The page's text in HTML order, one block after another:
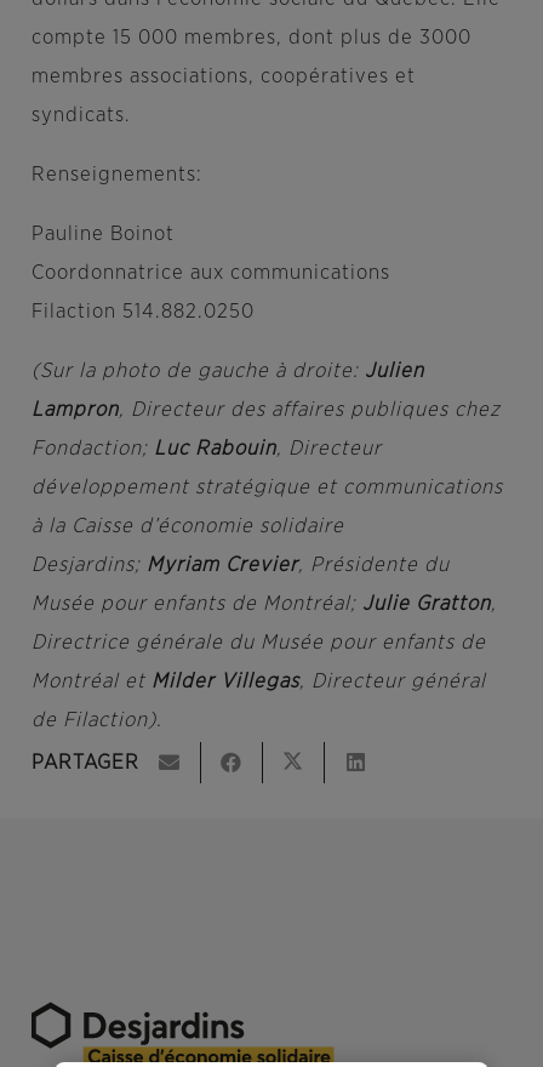
compte 15 000 membres, dont plus de 3000
membres associations, coopératives et
syndicats.
Renseignements:
Pauline Boinot
Coordonnatrice aux communications
Filaction 514.882.0250
(Sur la photo de gauche à droite: Julien
Lampron, Directeur des affaires publiques chez
Fondaction;Luc Rabouin, Directeur
développement stratégique et communications
à la Caisse d’économie solidaire
Desjardins; Myriam Crevier, Présidente du
Musée pour enfants de Montréal; Julie Gratton,
Directrice générale du Musée pour enfants de
Montréal et Milder Villegas, Directeur général
de Filaction).
PARTAGER